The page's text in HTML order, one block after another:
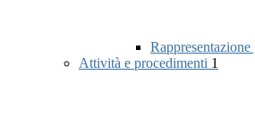
Rappresentazione
Attività e procedimenti 1